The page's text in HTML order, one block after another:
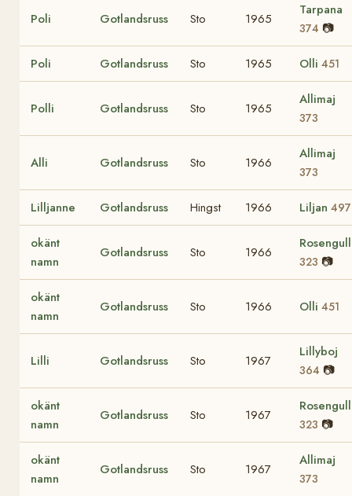
Poli Gotlandsruss Sto 1965
Tarpana
374 📷
Poli Gotlandsruss Sto 1965 Olli 451
Polli Gotlandsruss Sto 1965
Allimaj
373
Alli Gotlandsruss Sto 1966
Allimaj
373
Lilljanne Gotlandsruss Hingst 1966 Liljan 497
okänt
namn
Gotlandsruss Sto 1966
Rosengull
323 📷
okänt
namn
Gotlandsruss Sto 1966 Olli 451
Lilli Gotlandsruss Sto 1967
Lillyboj
364 📷
okänt
namn
Gotlandsruss Sto 1967
Rosengull
323 📷
okänt
namn
Gotlandsruss Sto 1967
Allimaj
373